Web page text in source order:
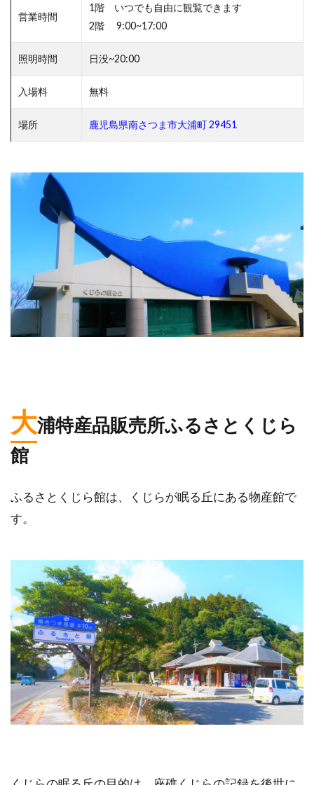
営業時間
1階 いつでも自由に観覧できます
2階 9:00~17:00
照明時間 日没~20:00
入場料 無料
場所 鹿児島県南さつま市大浦町 29451
大浦特産品販売所ふるさとくじら
館
ふるさとくじら館は、くじらが眠る丘にある物産館で
す。